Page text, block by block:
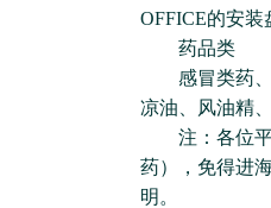
OFFICE的安装
药品类
感冒类药、
凉油、风油精
注：各位平
药），免得进
明。